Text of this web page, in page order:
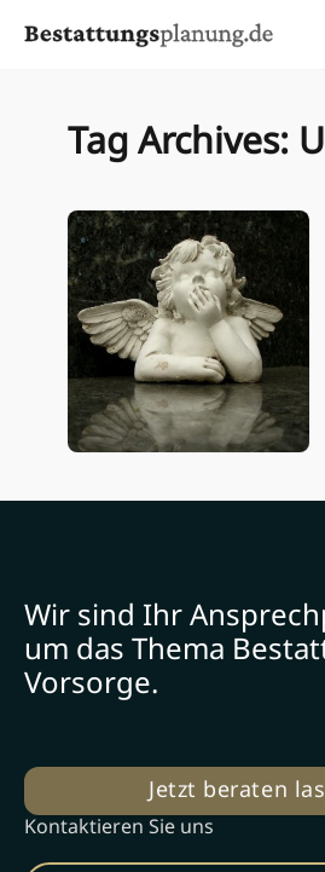
Tag Archives:
Wir sind Ihr
um das Thema
Vorsorge.
Jetzt beraten
Kontaktieren Sie uns